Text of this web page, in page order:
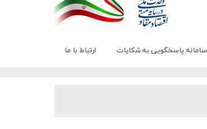
سامانه پاسخگویی به شکایات ارتباط با ما